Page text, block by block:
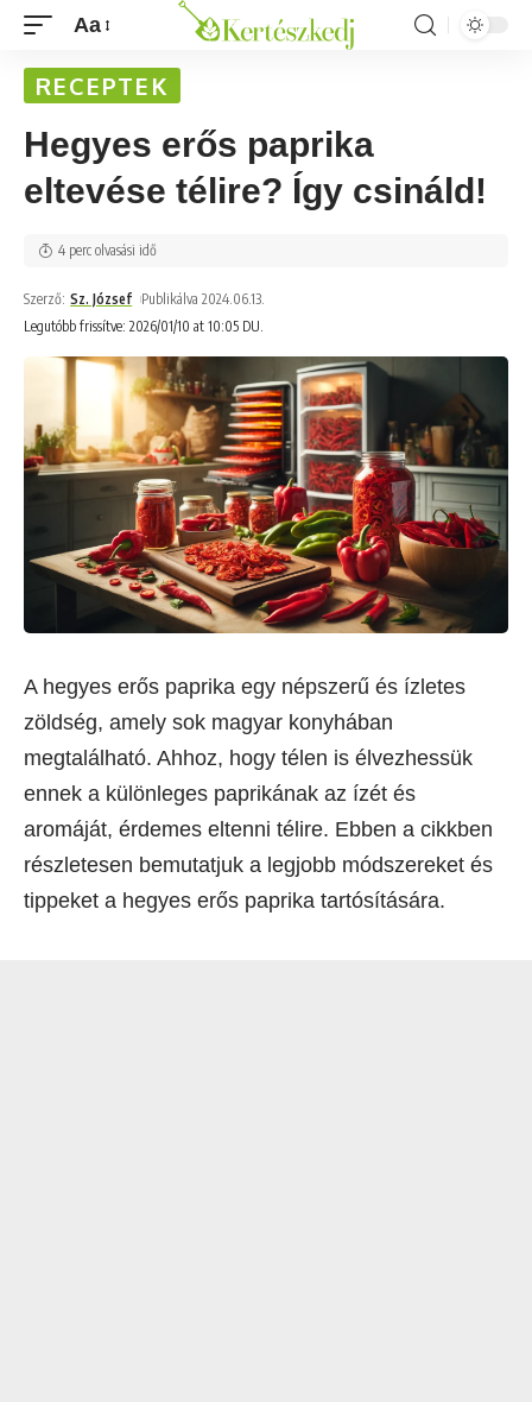
Aa
RECEPTEK
Hegyes erős paprika
eltevése télire? Így csináld!
Legutóbb frissítve: 2026/01/10 at 10:05 DU.
Szerző: Sz. József Publikálva 2024.06.13.
4 perc olvasási idő
A hegyes erős paprika egy népszerű és ízletes
zöldség, amely sok magyar konyhában
megtalálható. Ahhoz, hogy télen is élvezhessük
ennek a különleges paprikának az ízét és
aromáját, érdemes eltenni télire. Ebben a cikkben
részletesen bemutatjuk a legjobb módszereket és
tippeket a hegyes erős paprika tartósítására.